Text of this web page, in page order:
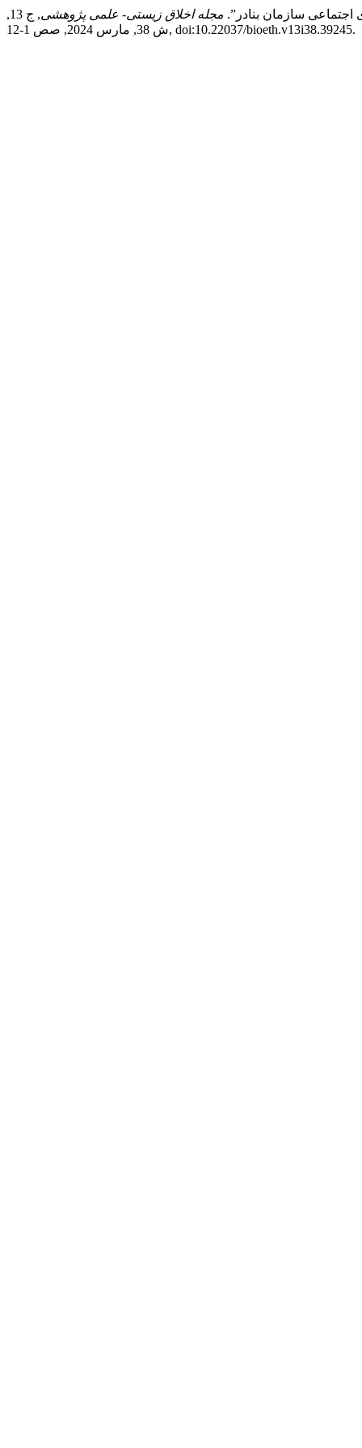
سازمان بنادر”. مجله اخلاق زیستی- علمی پژوهشی
, ج 13,
ش 38, مارس 2024, صص 1-12, doi:10.22037/bioeth.v13i38.39245.